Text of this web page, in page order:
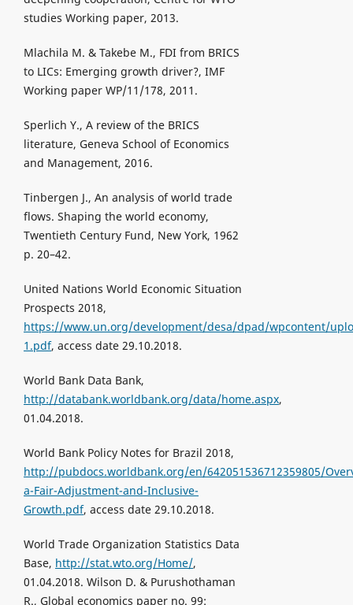
studies Working paper, 2013.
Mlachila M. & Takebe M., FDI from BRICS
to LICs: Emerging growth driver?, IMF
Working paper WP/11/178, 2011.
Sperlich Y., A review of the BRICS
literature, Geneva School of Economics
and Management, 2016.
Tinbergen J., An analysis of world trade
flows. Shaping the world economy,
Twentieth Century Fund, New York, 1962
p. 20–42.
United Nations World Economic Situation
Prospects 2018,
https://www.un.org/development/desa/dpad/wpcontent/
1.pdf, access date 29.10.2018.
World Bank Data Bank,
http://databank.worldbank.org/data/home.aspx,
01.04.2018.
World Bank Policy Notes for Brazil 2018,
http://pubdocs.worldbank.org/en/642051536712359805/
a-Fair-Adjustment-and-Inclusive-
Growth.pdf, access date 29.10.2018.
World Trade Organization Statistics Data
Base, http://stat.wto.org/Home/,
01.04.2018. Wilson D. & Purushothaman
R., Global economics paper no. 99: